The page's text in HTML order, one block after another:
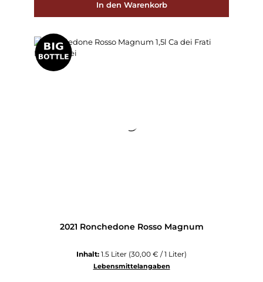
In den Warenkorb
2021 Ronchedone Rosso Magnum
Inhalt: 1.5 Liter (30,00 € / 1 Liter)
Lebensmittelangaben